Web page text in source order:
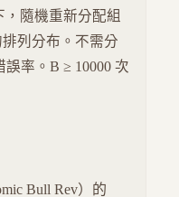
，隨機重新分配組
列分布。不需分
率。B ≥ 10000 次
Bull Rev）的